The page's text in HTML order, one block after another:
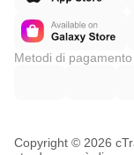
Metodi di pagamento
Copyright © 2026